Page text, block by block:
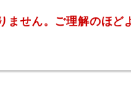
せん。ご理解のほど